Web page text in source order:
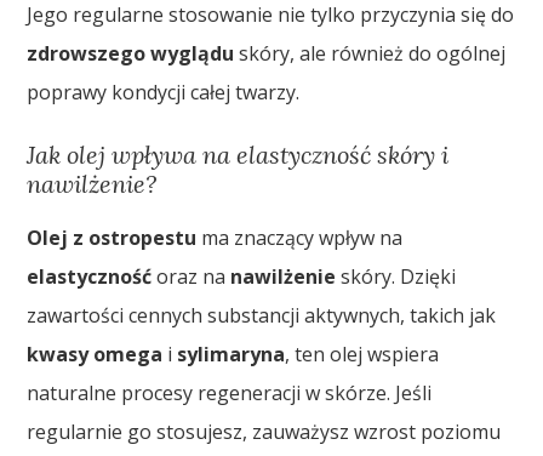
Jego regularne stosowanie nie tylko przyczynia się do
zdrowszego wyglądu skóry, ale również do ogólnej
poprawy kondycji całej twarzy.
Jak olej wpływa na elastyczność skóry i
nawilżenie?
Olej z ostropestu ma znaczący wpływ na
elastycznośćoraz na nawilżenie skóry. Dzięki
zawartości cennych substancji aktywnych, takich jak
kwasy omega i sylimaryna, ten olej wspiera
naturalne procesy regeneracji w skórze. Jeśli
regularnie go stosujesz, zauważysz wzrost poziomu